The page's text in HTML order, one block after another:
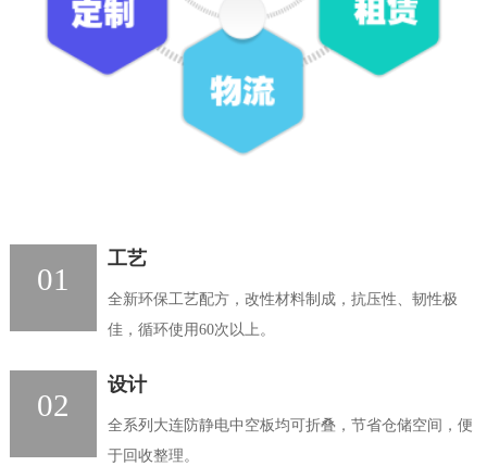
01
工艺
全新环保工艺配方，改性材料制成，抗压性、韧性极
佳，循环使用60次以上。
02
设计
全系列大连防静电中空板均可折叠，节省仓储空间，便
于回收整理。